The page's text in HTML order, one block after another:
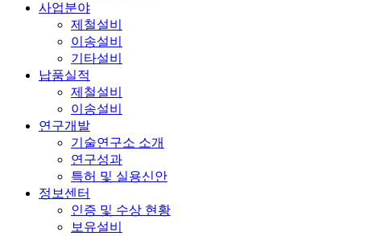
사업분야
제철설비
이송설비
기타설비
납품실적
제철설비
이송설비
연구개발
기술연구소 소개
연구성과
특허 및 실용신안
정보센터
인증 및 수상 현황
보유설비